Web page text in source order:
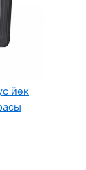
йөк